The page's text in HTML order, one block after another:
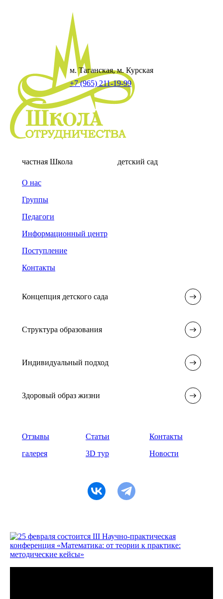
м. Таганская, м. Курская
+7 (965) 211-19-99
частная Школа детский сад
О нас
Группы
Педагоги
Информационный центр
Поступление
Контакты
Концепция детского сада
Структура образования
Индивидуальный подход
Здоровый образ жизни
Отзывы Статьи
Контакты
галерея
3D тур Новости